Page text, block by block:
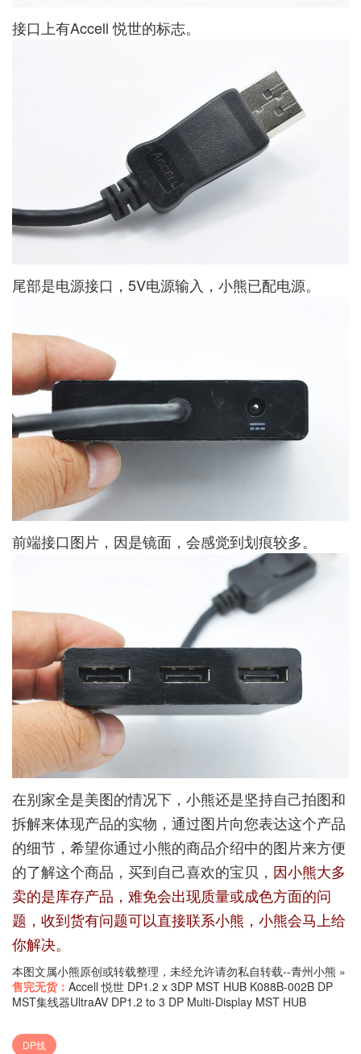
接口上有Accell 悦世的标志。
尾部是电源接口，5V电源输入，小熊已配电源。
前端接口图片，因是镜面，会感觉到划痕较多。
在别家全是美图的情况下，小熊还是坚持自己拍图和
拆解来体现产品的实物，通过图片向您表达这个产品
的细节，希望你通过小熊的商品介绍中的图片来方便
的了解这个商品，买到自己喜欢的宝贝， 因小熊大多
卖的是库存产品，难免会出现质量或成色方面的问
题，收到货有问题可以直接联系小熊，小熊会马上给
你解决。
本图文属小熊原创或转载整理，未经允许请勿私自转载--青州小熊 »
售完无货： Accell 悦世 DP1.2 x 3DP MST HUB K088B-002B DP
MST集线器UltraAV DP1.2 to 3 DP Multi-Display MST HUB
DP线